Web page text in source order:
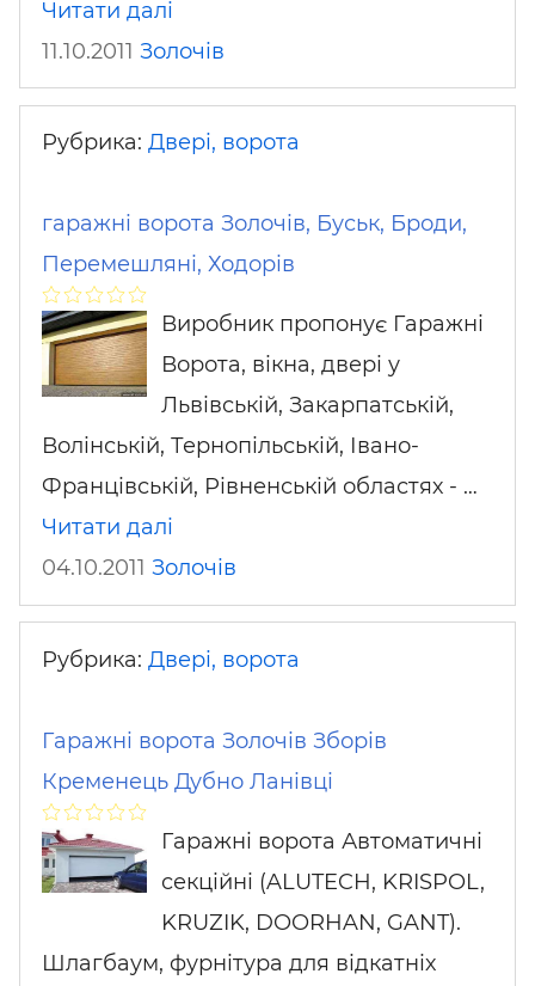
Читати далі
11.10.2011 Золочів
Рубрика: Двері, ворота
гаражні ворота Золочів, Буськ, Броди,
Перемешляні, Ходорів
Виробник пропонує Гаражні
Ворота, вікна, двері у
Львівській, Закарпатській,
Волінській, Тернопільській, Івано-
Францівській, Рівненській областях - …
Читати далі
04.10.2011 Золочів
Рубрика: Двері, ворота
Гаражні ворота Золочів Зборів
Кременець Дубно Ланівці
Гаражні ворота Автоматичні
секційні (ALUTECH, KRISPOL,
KRUZIK, DOORHAN, GANT).
Шлагбаум, фурнітура для відкатніх